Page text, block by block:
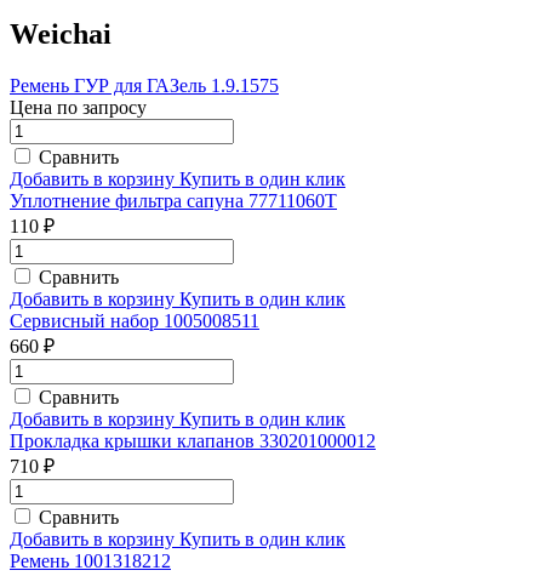
Weichai
Ремень ГУР для ГАЗель 1.9.1575
Цена по запросу
Сравнить
Добавить в корзину Купить в один клик
Уплотнение фильтра сапуна 77711060T
110 ₽
Сравнить
Добавить в корзину Купить в один клик
Сервисный набор 1005008511
660 ₽
Сравнить
Добавить в корзину Купить в один клик
Прокладка крышки клапанов 330201000012
710 ₽
Сравнить
Добавить в корзину Купить в один клик
Ремень 1001318212